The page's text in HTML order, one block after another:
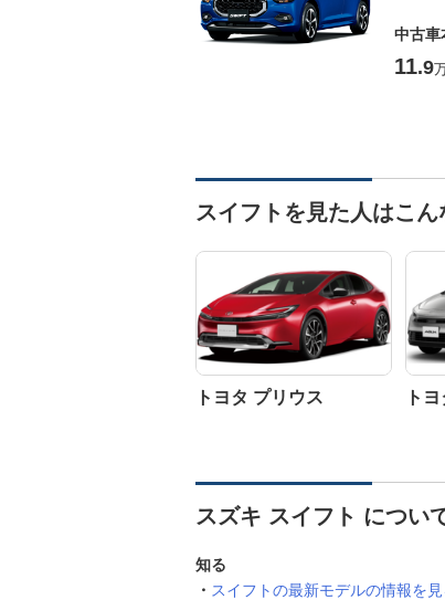
中古車
11.9
スイフトを見た人はこ
トヨタ プリウス ト
スズキ スイフト につい
知る
スイフトの最新モデルの情報を見